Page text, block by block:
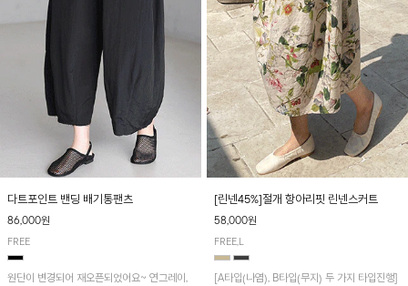
다트포인트 밴딩 배기통팬츠
86,000원
FREE
원단이 변경되어 재오픈되었어요~ 연그레이,
[린넨45%]절개 항아리핏 린넨스커트
58,000원
FREE,L
[A타입(나염), B타입(무지) 두 가지 타입진행]